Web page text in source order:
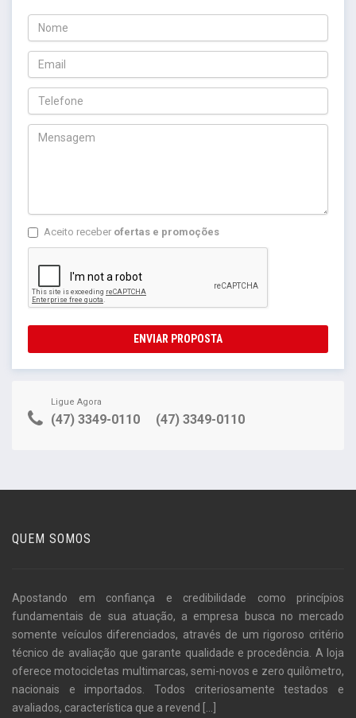
Aceito receber ofertas e promoções
ENVIAR PROPOSTA
Ligue Agora
(47) 3349-0110 (47) 3349-0110
QUEM SOMOS
Apostando em confiança e credibilidade como princípios
fundamentais de sua atuação, a empresa busca no mercado
somente veículos diferenciados, através de um rigoroso critério
técnico de avaliação que garante qualidade e procedência. A loja
oferece motocicletas multimarcas, semi-novos e zero quilômetro,
nacionais e importados. Todos criteriosamente testados e
avaliados, característica que a revend [...]